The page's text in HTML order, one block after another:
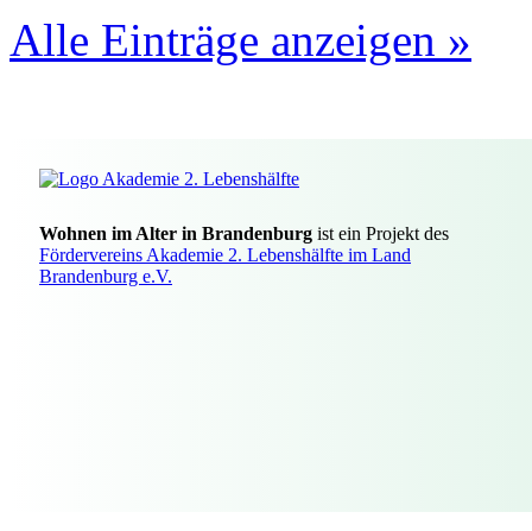
Alle Einträge anzeigen »
Wohnen im Alter in Brandenburg ist ein Projekt des
Fördervereins Akademie 2. Lebenshälfte im Land
Brandenburg e.V.